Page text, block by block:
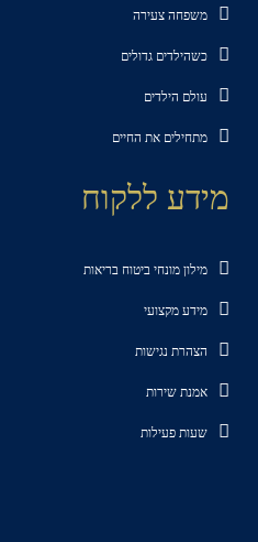
משפחה צעירה
כשהילדים גדולים
עולם הילדים
מתחילים את החיים
מידע ללקוח
מילון מונחי ביטוח בריאות
מידע מקצועי
הצהרת נגישות
אמנת שירות
שעות פעילות